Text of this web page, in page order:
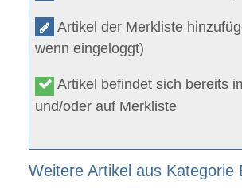
Artikel der Merkliste
wenn eingeloggt)
Artikel befindet sich bereits
und/oder auf Merkliste
Weitere Artikel aus Kategorie